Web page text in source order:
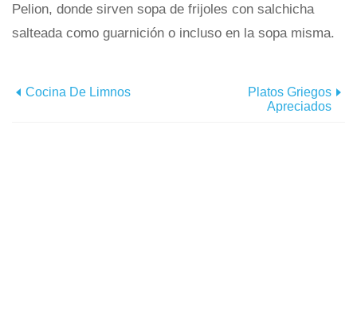
Pelion, donde sirven sopa de frijoles con salchicha
salteada como guarnición o incluso en la sopa misma.
Cocina De Limnos
Platos Griegos
Apreciados